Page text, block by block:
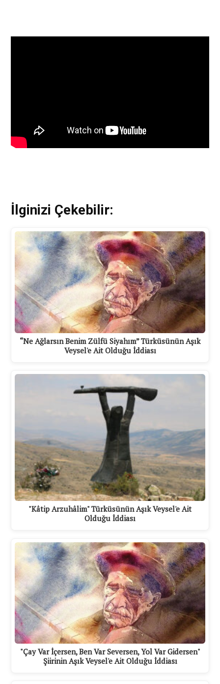
İlginizi Çekebilir:
“Ne Ağlarsın Benim Zülfü Siyahım” Türküsünün Aşık
Veysel'e Ait Olduğu İddiası
"Kâtip Arzuhâlim" Türküsünün Aşık Veysel'e Ait
Olduğu İddiası
"Çay Var İçersen, Ben Var Seversen, Yol Var Gidersen"
Şiirinin Aşık Veysel'e Ait Olduğu İddiası